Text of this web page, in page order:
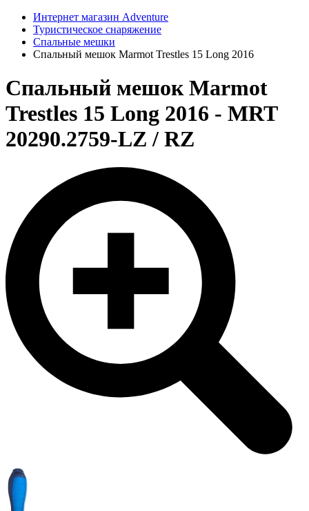
Интернет магазин Adventure
Туристическое снаряжение
Спальные мешки
Спальный мешок Marmot Trestles 15 Long 2016
Спальный мешок Marmot
Trestles 15 Long 2016 - MRT
20290.2759-LZ / RZ